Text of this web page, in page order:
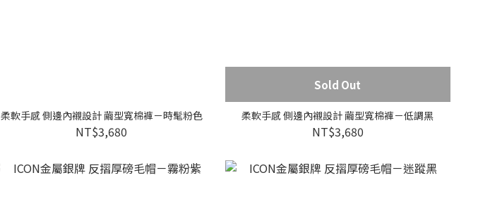
柔軟手感 側邊內襯設計 繭型寬棉褲－時髦粉色
NT$3,680
Sold Out
柔軟手感 側邊內襯設計 繭型寬棉褲－低調黑
NT$3,680